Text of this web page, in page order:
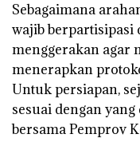
Sebagaimana
wajib berpartisipasi
menggerakan agar
menerapkan
Untuk persiapan,
sesuai dengan
bersama Pemprov